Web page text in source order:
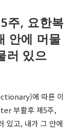
주, 요한복
안에 머물
러 있으
에 따른 이
부활후 제5주,
있고, 내가 그 안에